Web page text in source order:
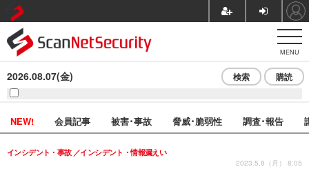
MENU
2026.08.07(金) 検索 購読
NEW! 会員記事 被害･事故 脅威･脆弱性 調査･報告
インシデント・事故 インシデント・情報漏えい
2023.5.8（月） 8:05